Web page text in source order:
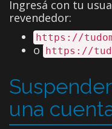
Ingresá con tu
revendedor:
https://
o https://
una